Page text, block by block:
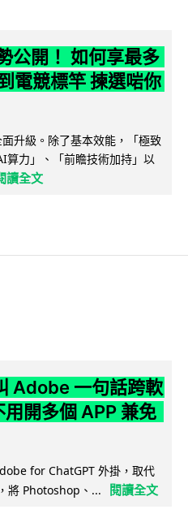
公開！ 如何享最多
電競標竿 揀選啱你
升級。除了基本效能，「極致
算力」、「前瞻技術加持」以
讀全文
Adobe 一句話跨軟
開多個 APP 兼免
for ChatGPT 外掛，取代
將 Photoshop、...
閱讀全文